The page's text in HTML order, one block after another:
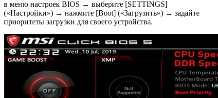
в меню настроек BIOS → выберите [SETTINGS]
(«Настройки») → нажмите [Boot] («Загрузить») → задайте
приоритеты загрузки для своего устройства.